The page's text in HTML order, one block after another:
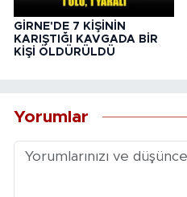
GİRNE'DE 7 KİŞİNİN
KARIŞTIĞI KAVGADA BİR
KİŞİ ÖLDÜRÜLDÜ
Yorumlar